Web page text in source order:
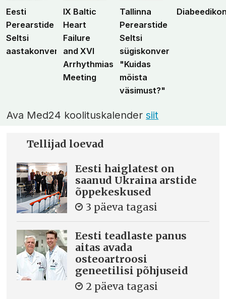
Eesti
Perearstide
Seltsi
aastakonverents
IX Baltic
Heart
Failure
and XVI
Arrhythmias
Meeting
Tallinna
Perearstide
Seltsi
sügiskonverents
"Kuidas
mõista
väsimust?"
Ava Med24 koolituskalendersiit
Tellijad loevad
Eesti haiglatest on
saanud Ukraina arstide
õppekeskused
3 päeva tagasi
Eesti teadlaste panus
aitas avada
osteoartroosi
geneetilisi põhjuseid
2 päeva tagasi